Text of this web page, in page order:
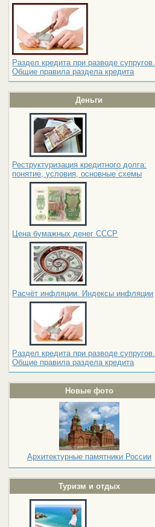
Раздел кредита при разводе супругов.
Общие правила раздела кредита
Деньги
Реструктуризация кредитного долга:
понятие, условия, основные схемы
Цена бумажных денег СССР
Расчёт инфляции. Индексы инфляции
Раздел кредита при разводе супругов.
Общие правила раздела кредита
Новые фото
Архитектурные памятники России
Туризм и отдых